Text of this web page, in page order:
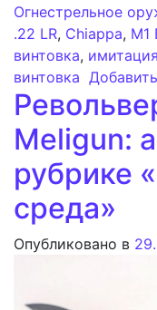
Огнестрельное
.22 LR, Chiappa, M1
винтовка, имитация
винтовка
Meligun:
рубрике
среда»
Опубликовано в